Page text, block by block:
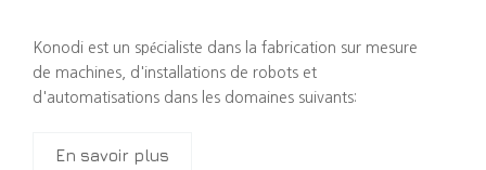
Konodi est un spécialiste dans la fabrication sur mesure
de machines, d'installations de robots et
d'automatisations dans les domaines suivants:
En savoir plus